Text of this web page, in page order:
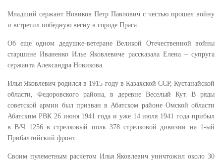
Младший сержант Новиков Петр Павлович с честью прошел войну
и встретил победную весну в городе Прага.
Об еще одном дедушке-ветеране Великой Отечественной войны
старшине Иваненко Илье Яковлевиче рассказала Елена – супруга
сержанта Александра Новикова.
Илья Яковлевич родился в 1915 году в Казахской ССР, Кустанайской
области, Федоровского района, в деревне Веселый Кут. В ряды
советской армии был призван в Абатском районе Омской области
Абатским РВК 26 июня 1941 года и уже 14 июля 1941 года прибыл
в В/Ч 1256 в стрелковый полк 378 стрелковой дивизии на 1-ый
Прибалтийский фронт.
Своим пулеметным расчетом Илья Яковлевич уничтожил около 30